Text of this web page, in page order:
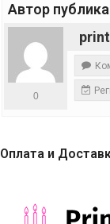
Автор
0
Оплата и